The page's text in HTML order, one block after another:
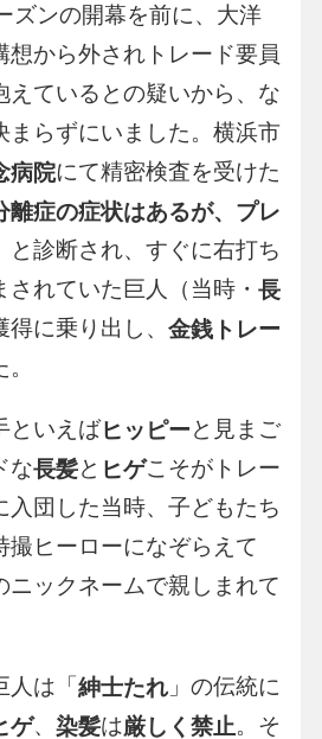
ズンの開幕を前に、大洋
想から外されトレード要員
えているとの疑いから、な
まらずにいました。横浜市
病院にて精密検査を受けた
離症の症状はあるが、プレ
と診断され、すぐに右打ち
れていた巨人（当時・ 長
得に乗り出し、 金銭トレー
といえばヒッピーと見まご
な長髪と ヒゲこそがトレー
入団した当時、子どもたち
撮ヒーローになぞらえて
ニックネームで親しまれて
人は「紳士たれ」の伝統に
ゲ、 染髪は厳しく禁止。そ